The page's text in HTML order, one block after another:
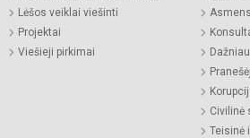
Lėšos veiklai viešinti
Projektai
Viešieji pirkimai
Civilinė
Teisinė